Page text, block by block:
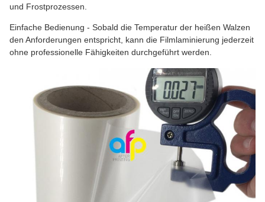
und Frostprozessen.
Einfache Bedienung - Sobald die Temperatur der heißen Walzen
den Anforderungen entspricht, kann die Filmlaminierung jederzeit
ohne professionelle Fähigkeiten durchgeführt werden.